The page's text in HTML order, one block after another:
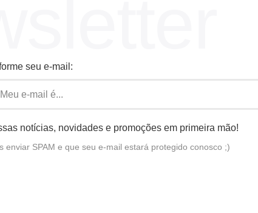
seu e-mail:
notícias, novidades e promoções em primeira mão!
enviar SPAM e que seu e-mail estará protegido conosco ;)